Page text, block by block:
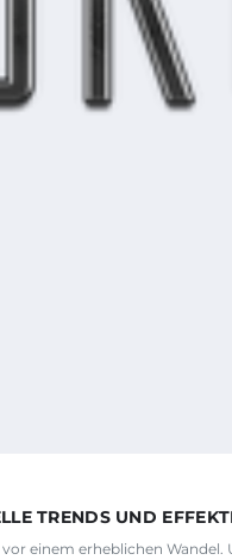
TRENDS UND
einem erheblichen